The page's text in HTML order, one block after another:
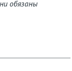
обязаны